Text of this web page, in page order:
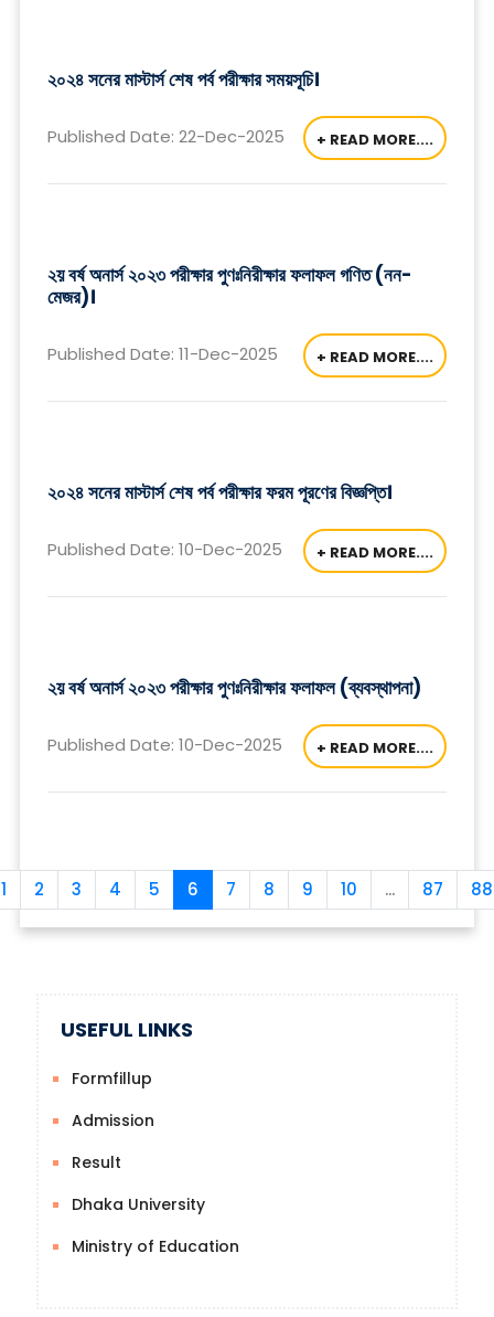
২০২৪ সনের মাস্টার্স শেষ পর্ব পরীক্ষার সময়সূচি।
Published Date: 22-Dec-2025 + READ MORE....
২য় বর্ষ অনার্স ২০২৩ পরীক্ষার পুণঃনিরীক্ষার ফলাফল গণিত (নন-
মেজর)।
Published Date: 11-Dec-2025 + READ MORE....
২০২৪ সনের মাস্টার্স শেষ পর্ব পরীক্ষার ফরম পূরণের বিজ্ঞপ্তি।
Published Date: 10-Dec-2025 + READ MORE....
২য় বর্ষ অনার্স ২০২৩ পরীক্ষার পুণঃনিরীক্ষার ফলাফল (ব্যবস্থাপনা)
Published Date: 10-Dec-2025 + READ MORE....
1 2 3 4 5 6 7 8 9 10 ... 87 88
USEFUL LINKS
Formfillup
Admission
Result
Dhaka University
Ministry of Education